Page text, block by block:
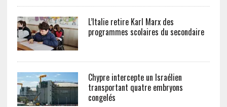
L’Italie retire Karl Marx des
programmes scolaires du secondaire
Chypre intercepte un Israélien
transportant quatre embryons
congelés